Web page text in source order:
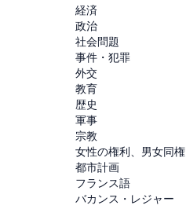
経済
政治
社会問題
事件・犯罪
外交
教育
歴史
軍事
宗教
女性の権利、男女同権
都市計画
フランス語
バカンス・レジャー